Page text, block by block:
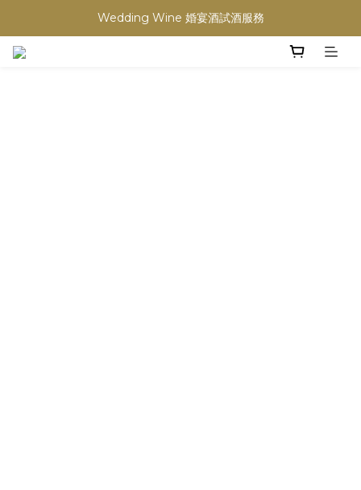
買滿任何酒類 六支 或買滿 $1200 (不限支數) 皆可享免費送貨
Wedding Wine 婚宴酒試酒服務
買滿任何酒類 六支 或買滿 $1200 (不限支數) 皆可享免費送貨